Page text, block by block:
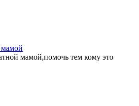
мамой
мамой,помочь тем кому это